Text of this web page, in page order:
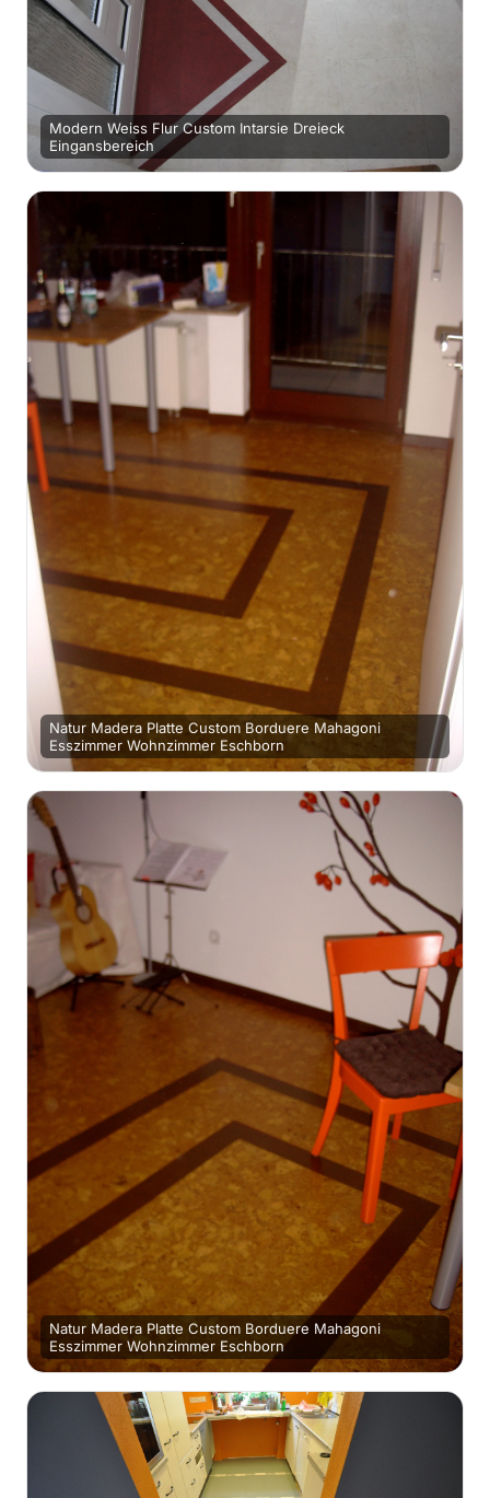
Modern Weiss Flur Custom Intarsie Dreieck
Eingansbereich
Natur Madera Platte Custom Borduere Mahagoni
Esszimmer Wohnzimmer Eschborn
Natur Madera Platte Custom Borduere Mahagoni
Esszimmer Wohnzimmer Eschborn